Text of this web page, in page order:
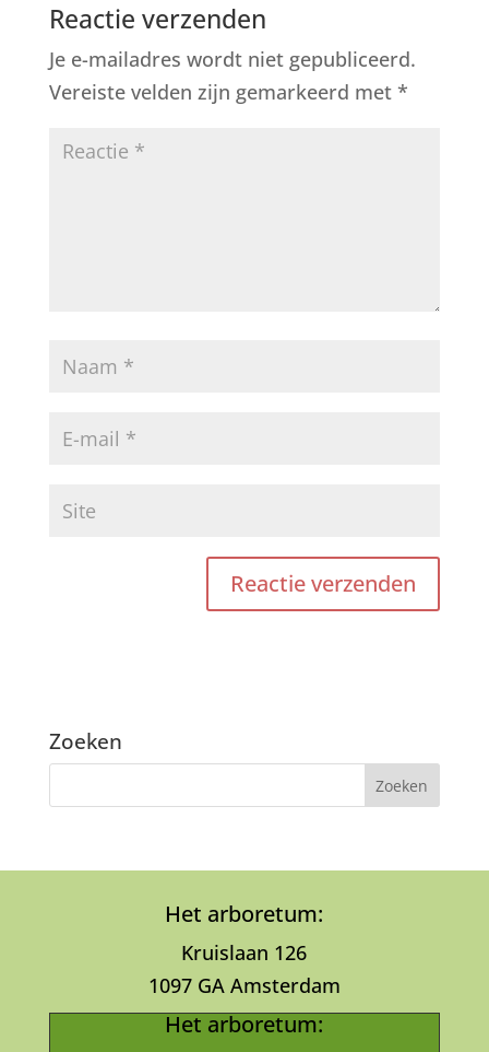
Reactie verzenden
Je e-mailadres wordt niet gepubliceerd.
Vereiste velden zijn gemarkeerd met *
Zoeken
Het arboretum:
Kruislaan 126
1097 GA Amsterdam
Het arboretum: